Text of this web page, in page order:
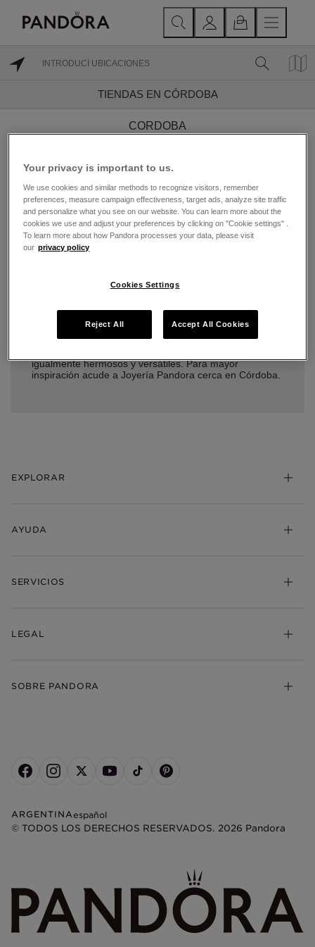
TIENDAS EN CÓRDOBA
CORDOBA
Encuentra una Joyería
Pandora cerca de
Córdoba
contemporánea acabada a mano. Las joyas de Pandora
mano por un dedicado y experto equipo de artesanos.
Además de los emblemáticos brazaletes y charms
igualmente hermosos y versátiles. Para mayor
inspiración acude a Joyería Pandora cerca en Córdoba.
EXPLORAR
AYUDA
SERVICIOS
LEGAL
SOBRE PANDORA
ARGENTINAespañol
© TODOS LOS DERECHOS RESERVADOS. 2026 Pandora
Your privacy is important to us.
We use cookies and similar methods to recognize visitors, remember
preferences, measure campaign effectiveness, target ads, analyze site traffic
and personalize what you see on our website. You can learn more about the
cookies we use and adjust your preferences by clicking on "Cookie settings" .
To learn more about how Pandora processes your data, please visit
our privacy policy
Cookies Settings
Reject All Accept All Cookies